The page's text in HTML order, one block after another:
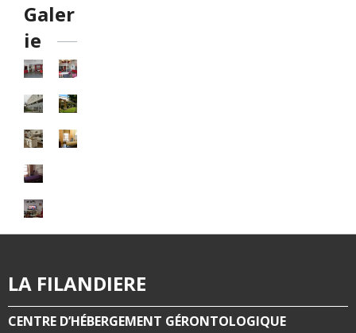
Galer
ie
LA FILANDIERE
CENTRE D’HÉBERGEMENT GÉRONTOLOGIQUE